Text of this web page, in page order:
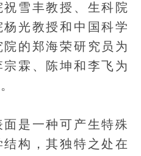
雪丰教授、生科院
光教授和中国科学
的郑海荣研究员为
霖、陈坤和李飞为
是一种可产生特殊
构，其独特之处在